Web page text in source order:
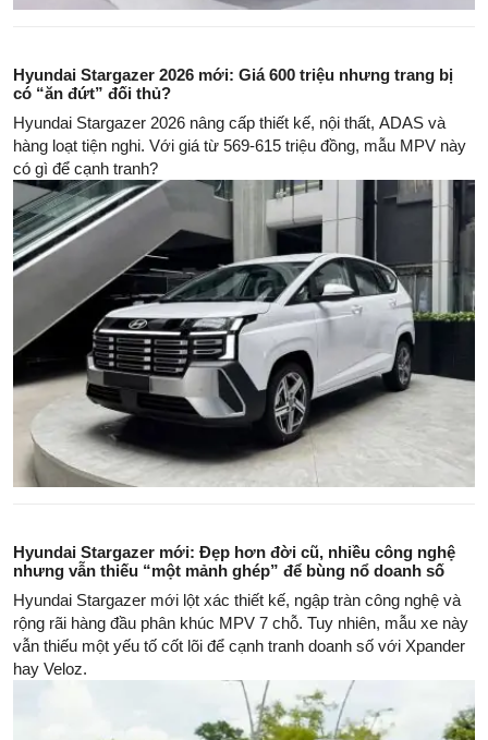
Hyundai Stargazer 2026 mới: Giá 600 triệu nhưng trang bị
có “ăn đứt” đối thủ?
Hyundai Stargazer 2026 nâng cấp thiết kế, nội thất, ADAS và
hàng loạt tiện nghi. Với giá từ 569-615 triệu đồng, mẫu MPV này
có gì để cạnh tranh?
Hyundai Stargazer mới: Đẹp hơn đời cũ, nhiều công nghệ
nhưng vẫn thiếu “một mảnh ghép” để bùng nổ doanh số
Hyundai Stargazer mới lột xác thiết kế, ngập tràn công nghệ và
rộng rãi hàng đầu phân khúc MPV 7 chỗ. Tuy nhiên, mẫu xe này
vẫn thiếu một yếu tố cốt lõi để cạnh tranh doanh số với Xpander
hay Veloz.